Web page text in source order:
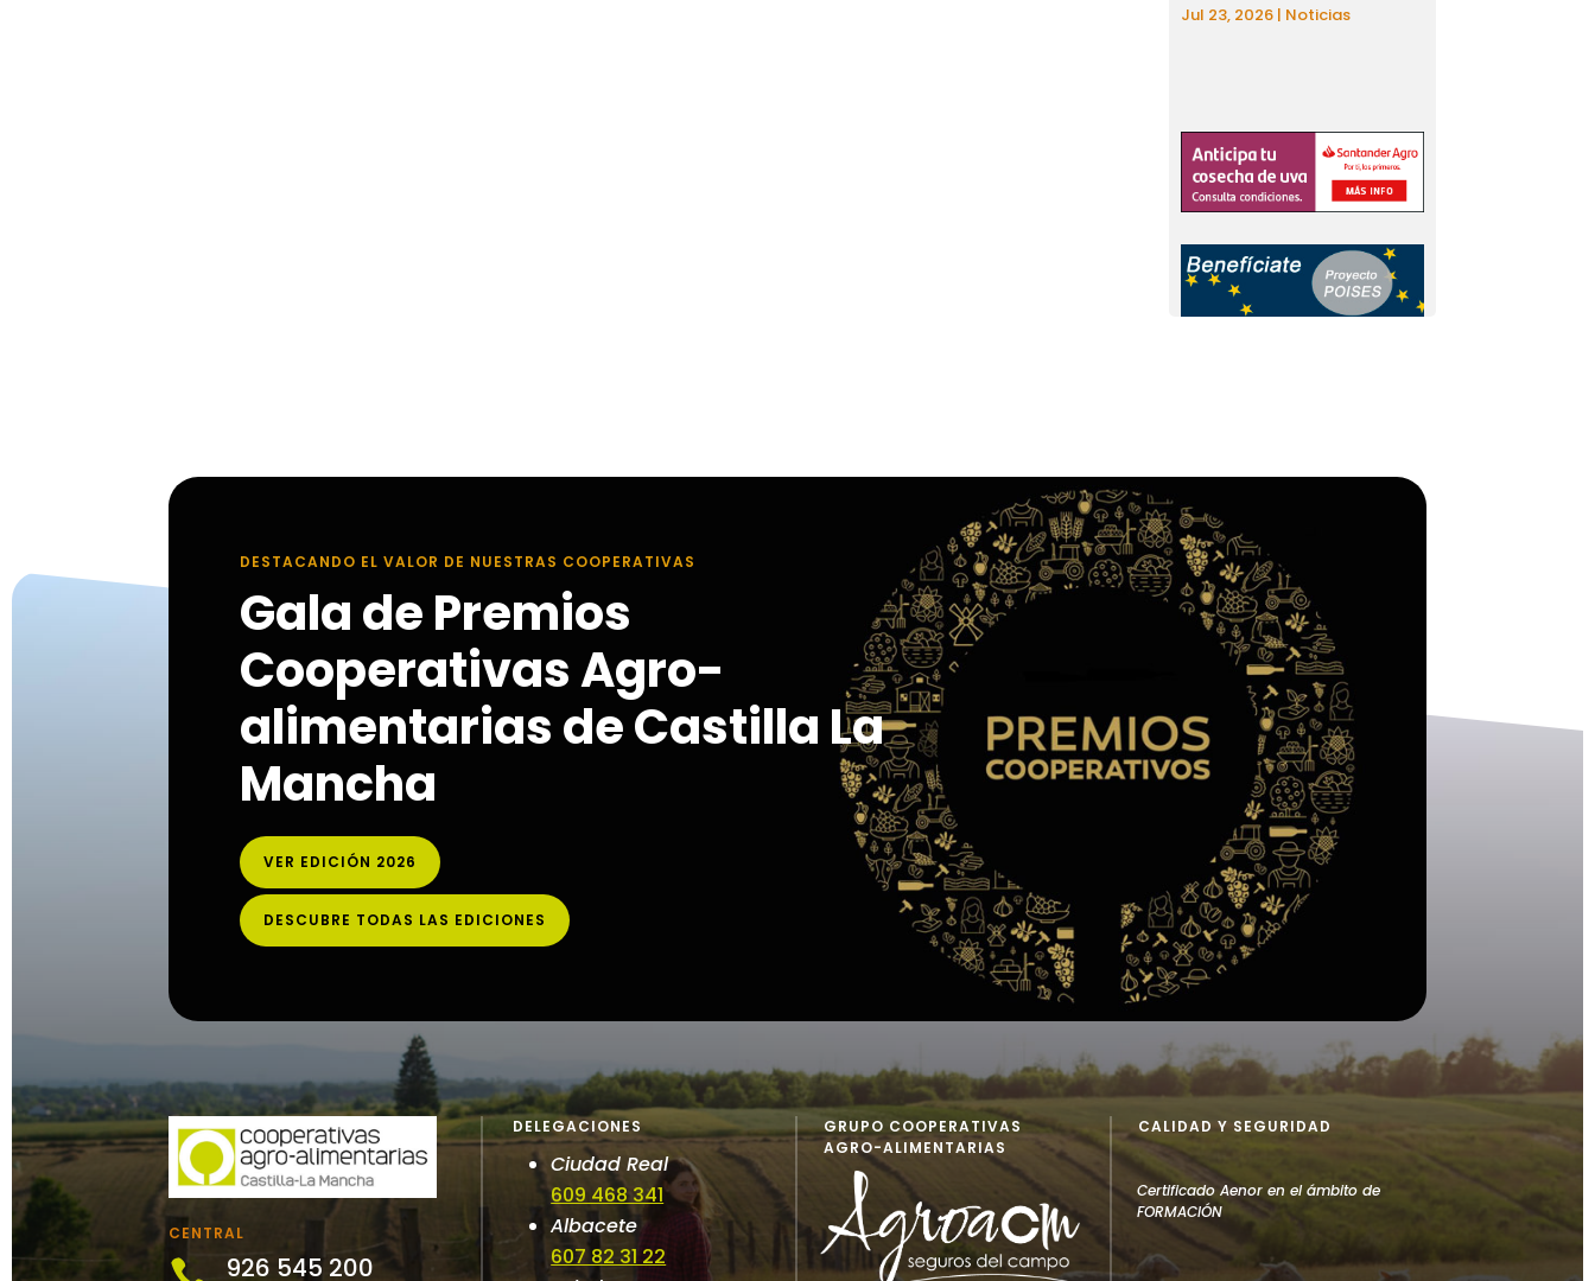
Jul 23, 2026 | Noticias
DESTACANDO EL VALOR DE NUESTRAS COOPERATIVAS
Gala de Premios
Cooperativas Agro-
alimentarias de Castilla La
Mancha
VER EDICIÓN 2026
DESCUBRE TODAS LAS EDICIONES
CENTRAL
926 545 200
DELEGACIONES
Ciudad Real
609 468 341
Albacete
607 82 31 22
GRUPO COOPERATIVAS
AGRO-ALIMENTARIAS
CALIDAD Y SEGURIDAD
Certificado Aenor en el ámbito de
FORMACIÓN